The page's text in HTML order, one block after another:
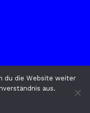
du die Website weiter
aus.